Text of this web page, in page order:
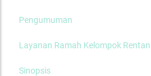
Pengumuman
Layanan Ramah Kelompok Rentan
Sinopsis